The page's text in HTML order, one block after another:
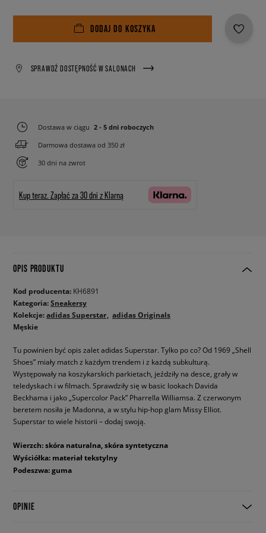
DODAJ DO KOSZYKA
SPRAWDŹ DOSTĘPNOŚĆ W SALONACH
Dostawa w ciągu 2 - 5 dni roboczych
Darmowa dostawa od 350 zł
30 dni na zwrot
Kup teraz. Zapłać za 30 dni z Klarną
OPIS PRODUKTU
Kod producenta: KH6891
Kategoria:Sneakersy
Kolekcje:adidas Superstar adidas Originals
Męskie
Tu powinien być opis zalet adidas Superstar. Tylko po co? Od 1969 „Shell
Shoes” miały match z każdym trendem i z każdą subkulturą.
Występowały na koszykarskich parkietach, jeździły na desce, grały w
teledyskach i w filmach. Sprawdziły się w basic lookach Davida
Beckhama i jako „Supercolor Pack” Pharrella Williamsa. Z czerwonym
beretem nosiła je Madonna, a w stylu hip-hop glam Missy Elliot.
Superstar to wiele historii – dodaj swoją.
Wierzch: skóra naturalna, skóra syntetyczna
Wyściółka: materiał tekstylny
Podeszwa: guma
OPINIE